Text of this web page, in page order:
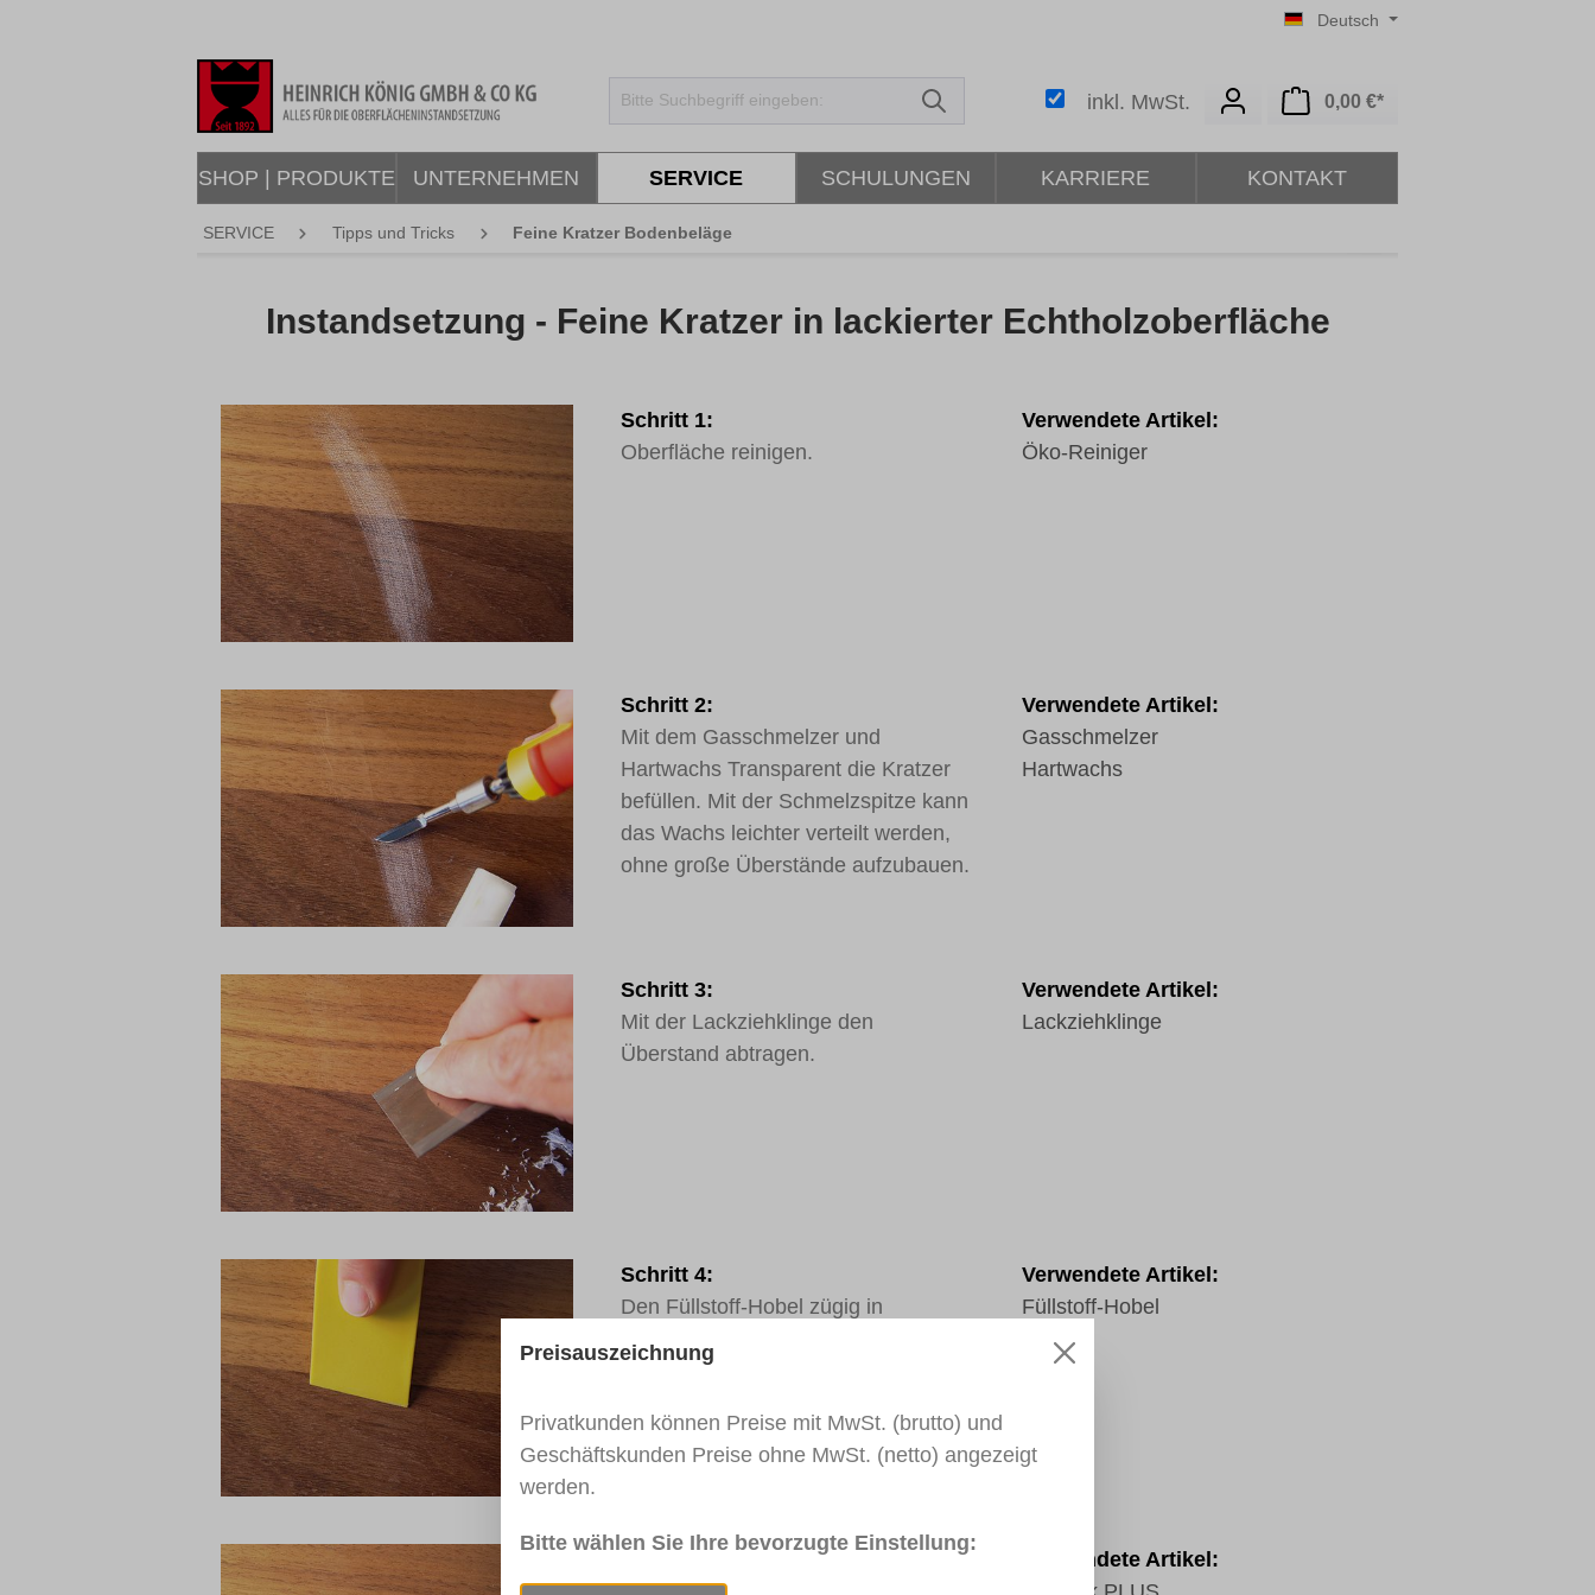
Deutsch
inkl. MwSt. 0,00 €*Warenkorb enthält 0
SHOP | PRODUKTE UNTERNEHMEN SERVICE SCHULUNGEN KARRIERE KONTAKT
SERVICE Tipps und Tricks Feine Kratzer Bodenbeläge
Instandsetzung - Feine Kratzer in lackierter Echtholzoberfläche
Schritt 1:
Oberfläche reinigen.
Verwendete Artikel:
Öko-Reiniger
Schritt 2:
Mit dem Gasschmelzer und
Hartwachs Transparent die Kratzer
befüllen. Mit der Schmelzspitze kann
das Wachs leichter verteilt werden,
ohne große Überstände aufzubauen.
Verwendete Artikel:
Gasschmelzer
Hartwachs
Schritt 3:
Mit der Lackziehklinge den
Überstand abtragen.
Verwendete Artikel:
Lackziehklinge
Schritt 4:
Den Füllstoff-Hobel zügig in
Oberflächenstruktur wieder
Verwendete Artikel:
Füllstoff-Hobel
Verwendete Artikel:
Preisauszeichnung
Privatkunden können Preise mit MwSt. (brutto) und
Geschäftskunden Preise ohne MwSt. (netto) angezeigt
werden.
Bitte wählen Sie Ihre bevorzugte Einstellung: